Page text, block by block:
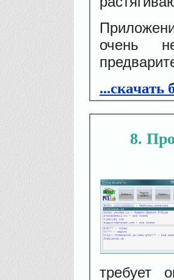
очень
...скачать
8
требует